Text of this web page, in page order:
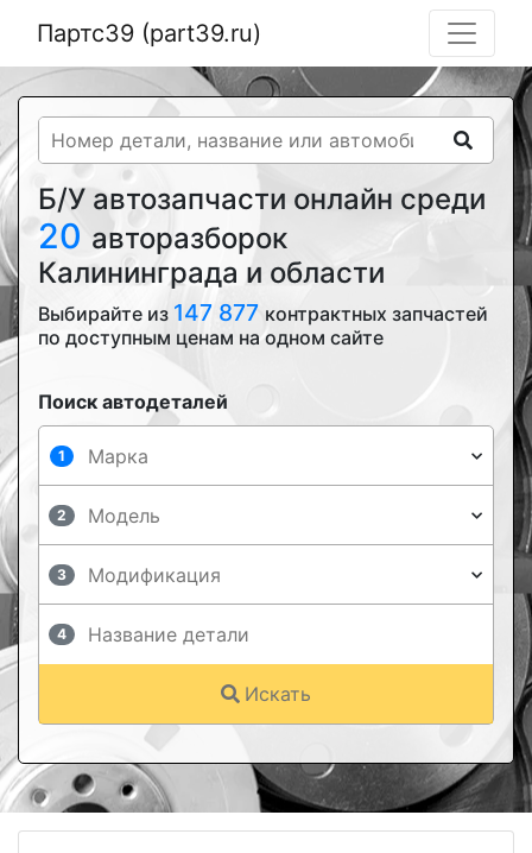
Партс39 (part39.ru)
Б/У автозапчасти онлайн среди
20 авторазборок
Калининграда и области
Выбирайте из 147 877 контрактных запчастей
по доступным ценам на одном сайте
Поиск автодеталей
1
2
3
4
Искать